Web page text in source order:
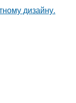
дизайну.